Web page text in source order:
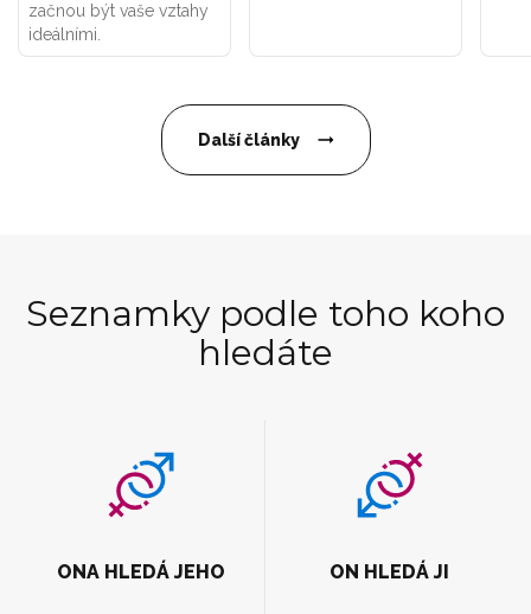
začnou být vaše vztahy
ideálními.
Další články
Seznamky podle toho koho
hledáte
ONA HLEDÁ JEHO ON HLEDÁ JI